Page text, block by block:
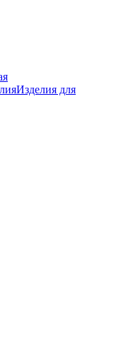
Изделия для